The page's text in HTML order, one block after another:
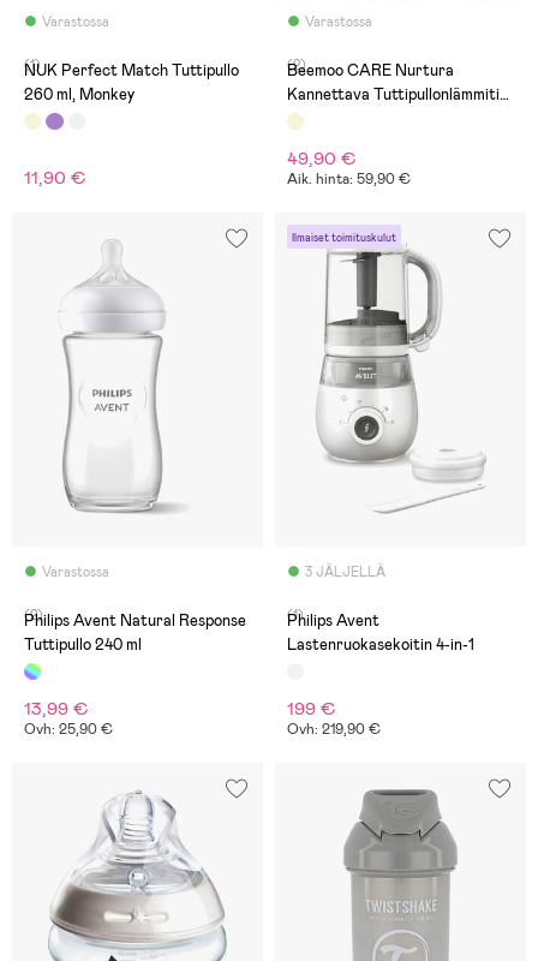
Varastossa
(1)
NUK Perfect Match Tuttipullo
260 ml, Monkey
11,90 €
Varastossa
(2)
Beemoo CARE Nurtura
Kannettava Tuttipullonlämmitin,
Beige
49,90 €
Aik. hinta: 59,90 €
Varastossa
(2)
Philips Avent Natural Response
Tuttipullo 240 ml
13,99 €
Ovh: 25,90 €
Ilmaiset toimituskulut
3 JÄLJELLÄ
(1)
Philips Avent
Lastenruokasekoitin 4-in-1
199 €
Ovh: 219,90 €